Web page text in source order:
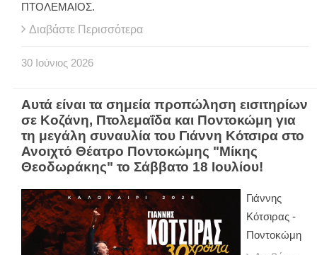
ΠΤΟΛΕΜΑΙΟΣ.
Διαβάστε Περισσότερα
30 Ιούνιος 2026
Αυτά είναι τα σημεία προπώληση εισιτηρίων
σε Κοζάνη, Πτολεμαΐδα και Ποντοκώμη για
τη μεγάλη συναυλία του Γιάννη Κότσιρα στο
Ανοιχτό Θέατρο Ποντοκώμης "Μίκης
Θεοδωράκης" το Σάββατο 18 Ιουλίου!
Γιάννης
Κότσιρας -
Ποντοκώμη